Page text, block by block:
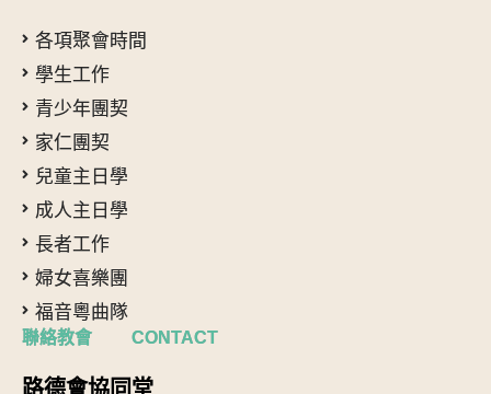
各項聚會時間
學生工作
青少年團契
家仁團契
兒童主日學
成人主日學
長者工作
婦女喜樂團
福音粵曲隊
聯絡教會 CONTACT